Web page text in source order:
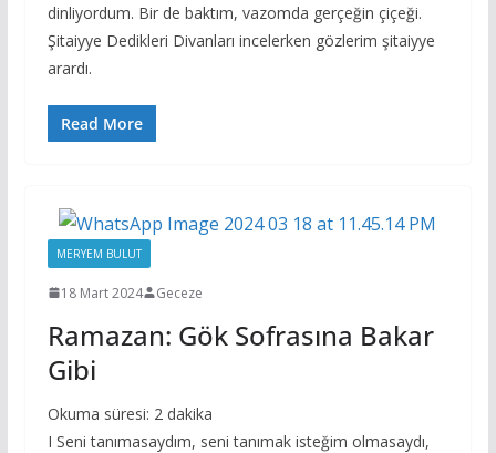
dinliyordum. Bir de baktım, vazomda gerçeğin çiçeği.
Şitaiyye Dedikleri Divanları incelerken gözlerim şitaiyye
arardı.
Read More
MERYEM BULUT
18 Mart 2024 Geceze
Ramazan: Gök Sofrasına Bakar
Gibi
Okuma süresi: 2 dakika
I Seni tanımasaydım, seni tanımak isteğim olmasaydı,